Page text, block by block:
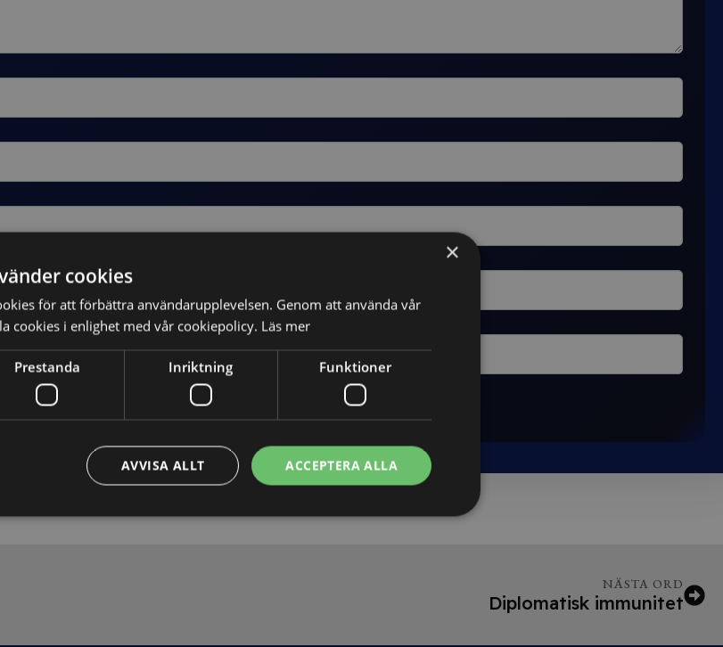
NÄSTA ORD
Diplomatisk immunitet
×
cookies
för att förbättra användarupplevelsen. Genom att använda vår
cookies i enlighet med vår cookiepolicy. Läs mer
Prestanda Inriktning Funktioner
ACCEPTERA ALLA
AVVISA ALLT